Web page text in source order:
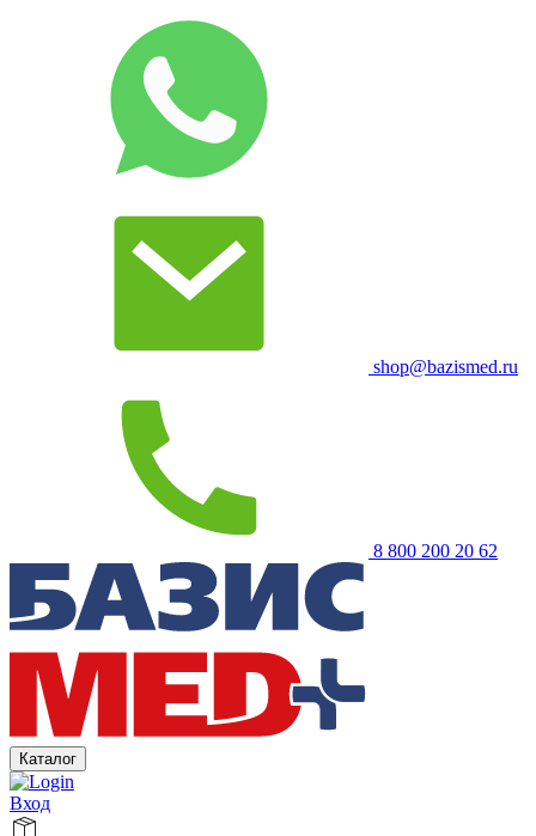
shop@bazismed.ru
8 800 200 20 62
Каталог
Вход